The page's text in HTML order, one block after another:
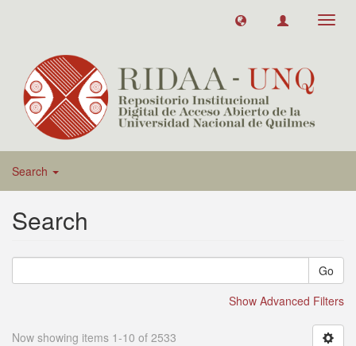
Search
Search
Go
Show Advanced Filters
Now showing items 1-10 of 2533